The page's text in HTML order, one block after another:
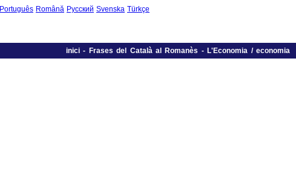
Português Română Русский Svenska Türkçe
inici- Frases del Català al Romanès - L'Economia / economia